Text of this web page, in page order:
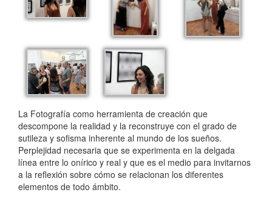
La Fotografía como herramienta de creación que
descompone la realidad y la reconstruye con el grado de
sutileza y sofisma inherente al mundo de los sueños.
Perplejidad necesaria que se experimenta en la delgada
línea entre lo onírico y real y que es el medio para invitarnos
a la reflexión sobre cómo se relacionan los diferentes
elementos de todo ámbito.